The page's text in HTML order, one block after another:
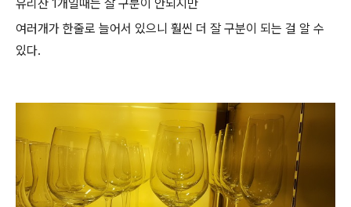
유리잔 1개일때는 잘 구분이 안되지만
여러개가 한줄로 늘어서 있으니 훨씬 더 잘 구분이 되는 걸 알 수
있다.